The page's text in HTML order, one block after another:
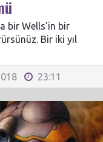
bir Wells’in bir
Bir iki yıl
23:11